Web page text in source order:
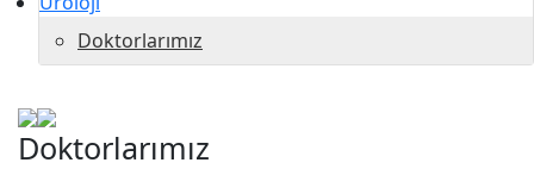
Doktorlarımız
Doktorlarımız